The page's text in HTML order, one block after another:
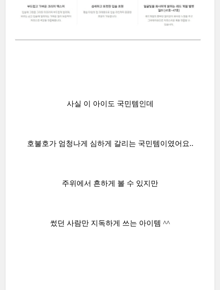
사실 이 아이도 국민템인데
호불호가 엄청나게 심하게 갈리는 국민템이였어요..
주위에서 흔하게 볼 수 있지만
썼던 사람만 지독하게 쓰는 아이템 ^^